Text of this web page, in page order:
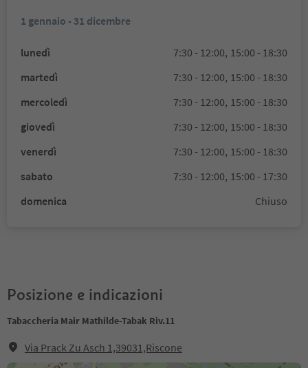
1 gennaio - 31 dicembre
lunedì 7:30 - 12:00, 15:00 - 18:30
martedì
7:30 - 12:00, 15:00 - 18:30
mercoledì
7:30 - 12:00, 15:00 - 18:30
giovedì
7:30 - 12:00, 15:00 - 18:30
venerdì
7:30 - 12:00, 15:00 - 18:30
sabato
7:30 - 12:00, 15:00 - 17:30
domenica
Chiuso
Posizione e indicazioni
Tabaccheria Mair Mathilde-Tabak Riv.11
Via Prack Zu Asch 1,39031,Riscone